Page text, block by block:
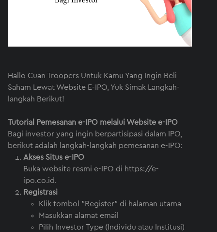
Hallo Cuan Troopers Untuk Kamu Yang Ingin Beli
Saham Lewat Website E-IPO, Yuk Simak Langkah-
langkah Berikut!
Tutorial Pemesanan e-IPO melalui Website e-IPO
Bagi investor yang ingin berpartisipasi dalam IPO,
berikut adalah langkah-langkah pemesanan e-IPO:
Akses Situs e-IPO
Buka website resmi e-IPO di https://e-
ipo.co.id.
Registrasi
Klik tombol "Register" di halaman utama
Masukkan alamat email
Pilih Investor Type (Individu atau Institusi)